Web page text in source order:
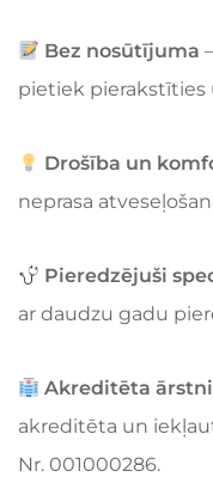
Bez nosūtījuma
pietiek pierakstīties
Drošība un
neprasa
Pieredzējuši
ar daudzu gadu
Akreditēta
akreditēta un
Nr. 001000286.